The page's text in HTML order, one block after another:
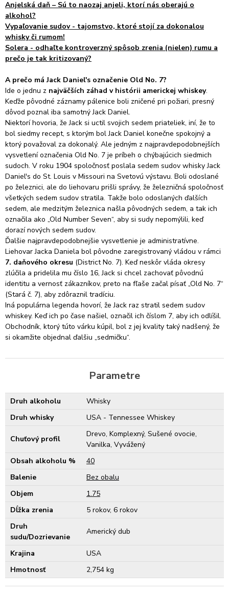
Anjelská daň – Sú to naozaj anjeli, ktorí nás oberajú o
alkohol?
Vypaľovanie sudov - tajomstvo, ktoré stojí za dokonalou
whisky či rumom!
Solera - odhaľte kontroverzný spôsob zrenia (nielen) rumu a
prečo je tak kritizovaný?
A prečo má Jack Daniel's označenie Old No. 7?
Ide o jednu z najväčších záhad v histórii americkej whiskey.
Keďže pôvodné záznamy pálenice boli zničené pri požiari, presný
dôvod poznal iba samotný Jack Daniel.
Niektorí hovoria, že Jack si uctil svojich sedem priateliek, iní, že to
bol siedmy recept, s ktorým bol Jack Daniel konečne spokojný a
ktorý považoval za dokonalý. Ale jedným z najpravdepodobnejších
vysvetlení označenia Old No. 7 je príbeh o chýbajúcich siedmich
sudoch. V roku 1904 spoločnosť poslala sedem sudov whisky Jack
Daniel's do St. Louis v Missouri na Svetovú výstavu. Boli odoslané
po železnici, ale do liehovaru prišli správy, že železničná spoločnosť
všetkých sedem sudov stratila. Takže bolo odoslaných ďalších
sedem, ale medzitým železnica našla pôvodných sedem, a tak ich
označila ako „Old Number Seven“, aby si sudy nepomýlili, keď
dorazí nových sedem sudov.
Ďalšie najpravdepodobnejšie vysvetlenie je administratívne.
Liehovar Jacka Daniela bol pôvodne zaregistrovaný vládou v rámci
7. daňového okresu (District No. 7). Keď neskôr vláda okresy
zlúčila a pridelila mu číslo 16, Jack si chcel zachovať pôvodnú
identitu a vernosť zákazníkov, preto na fľaše začal písať „Old No. 7“
(Stará č. 7), aby zdôraznil tradíciu.
Iná populárna legenda hovorí, že Jack raz stratil sedem sudov
whiskey. Keď ich po čase našiel, označil ich číslom 7, aby ich odlíšil.
Obchodník, ktorý túto várku kúpil, bol z jej kvality taký nadšený, že
si okamžite objednal ďalšiu „sedmičku“.
Parametre
Druh alkoholu
Whisky
Druh whisky
USA - Tennessee Whiskey
Chuťový profil
Drevo, Komplexný, Sušené ovocie,
Vanilka, Vyvážený
Obsah alkoholu %
40
Balenie
Bez obalu
Objem
1.75
Dĺžka zrenia
5 rokov, 6 rokov
Druh
sudu/Dozrievanie
Americký dub
Krajina
USA
Hmotnosť
2,754 kg